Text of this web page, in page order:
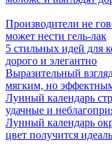
Производители не
может нести гель-лак
5 стильных идей для
дорого и элегантно
Выразительный
мягким, но
Лунный календарь
удачные и
Лунный календарь
цвет получится